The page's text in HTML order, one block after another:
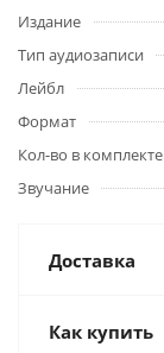
Издание
Тип аудиозаписи
Лейбл
Формат
Кол-во в комплекте
Звучание
Доставка
Как купить